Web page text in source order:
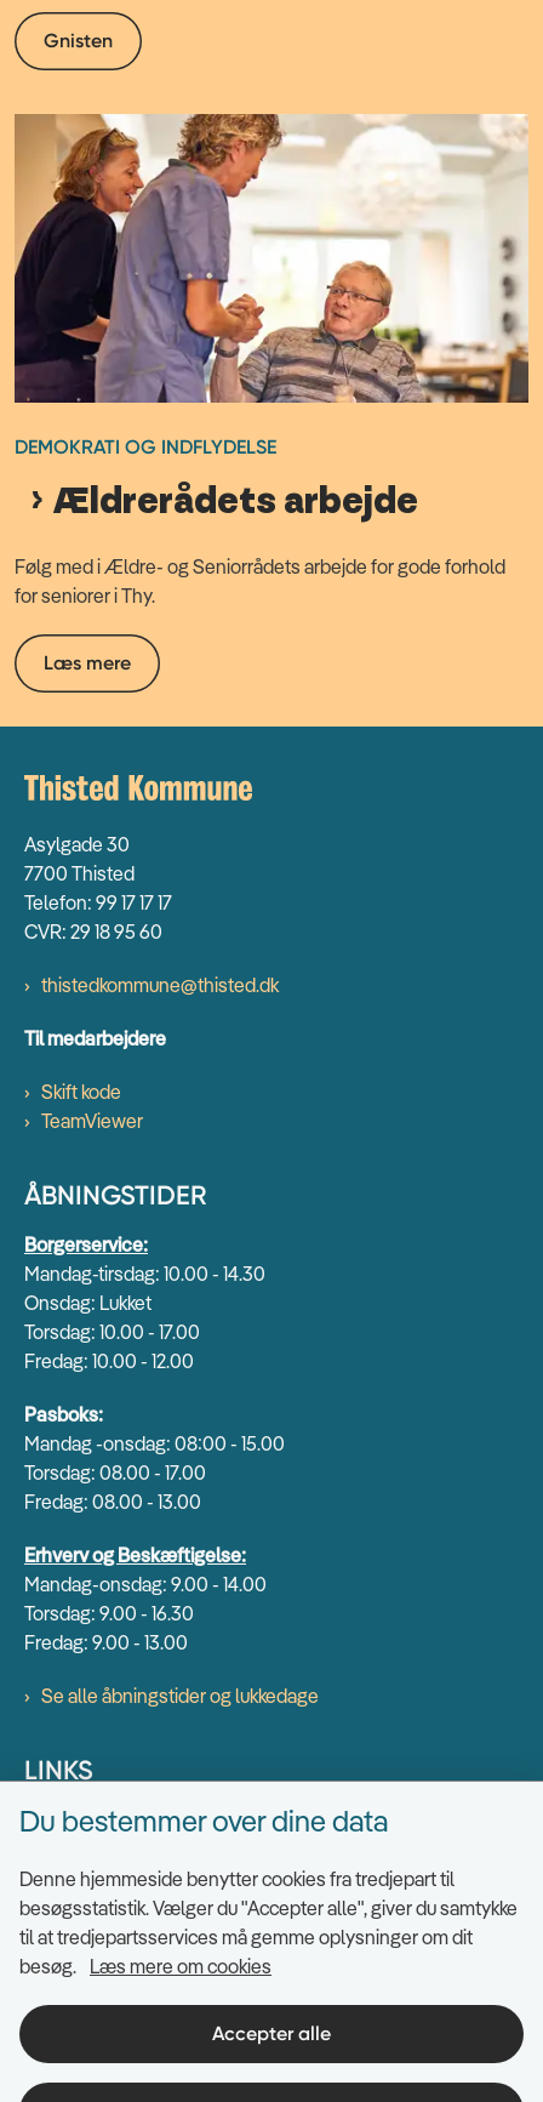
Gnisten
DEMOKRATI OG INDFLYDELSE
Ældrerådets arbejde
Følg med i Ældre- og Seniorrådets arbejde for gode forhold
for seniorer i Thy.
Læs mere
Asylgade 30
7700 Thisted
Telefon: 99 17 17 17
CVR: 29 18 95 60
thistedkommune@thisted.dk
Til medarbejdere
Skift kode
TeamViewer
ÅBNINGSTIDER
Borgerservice:
Mandag-tirsdag: 10.00 - 14.30
Onsdag: Lukket
Torsdag: 10.00 - 17.00
Fredag: 10.00 - 12.00
Pasboks:
Mandag -onsdag: 08:00 - 15.00
Torsdag: 08.00 - 17.00
Fredag: 08.00 - 13.00
Erhverv og Beskæftigelse:
Mandag-onsdag: 9.00 - 14.00
Torsdag: 9.00 - 16.30
Fredag: 9.00 - 13.00
Se alle åbningstider og lukkedage
LINKS
Find EAN numre
Send sikkert
Tilgængelighedserklæring
Cookies
Ris og ros til hjemmesiden
Indsigt i datahåndtering
Du bestemmer over dine data
Denne hjemmeside benytter cookies fra tredjepart til
besøgsstatistik. Vælger du "Accepter alle", giver du samtykke
til at tredjepartsservices må gemme oplysninger om dit
besøg. Læs mere om cookies
Accepter alle